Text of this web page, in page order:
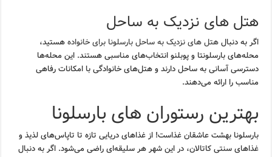
هتل های نزدیک به ساحل
اگر به دنبالهتل های نزدیک به ساحل بارسلونا برای خانوادههستید،
محله‌های بارسلونتا و پوبلنو انتخاب‌های مناسبی هستند. این محله‌ها
دسترسی آسانی به ساحل دارند و هتل‌های خانوادگی با امکانات رفاهی
مناسب را ارائه می‌دهند.
بهترین رستوران های بارسلونا
بارسلونا بهشت عاشقان غذاست! از غذاهای دریایی تازه تا تاپاس‌های لذیذ و
غذاهای سنتی کاتالان، در این شهر هر سلیقه‌ای راضی می‌شود. اگر به دنبال